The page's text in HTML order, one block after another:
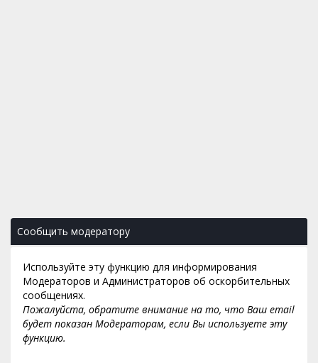
Сообщить модератору
Используйте эту функцию для информирования
Модераторов и Администраторов об оскорбительных
сообщениях.
Пожалуйста, обратите внимание на то, что Ваш email
будет показан Модераторам, если Вы используете эту
функцию.